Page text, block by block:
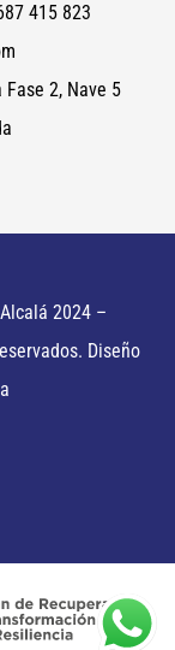
415 823
2, Nave 5
2024 –
Diseño